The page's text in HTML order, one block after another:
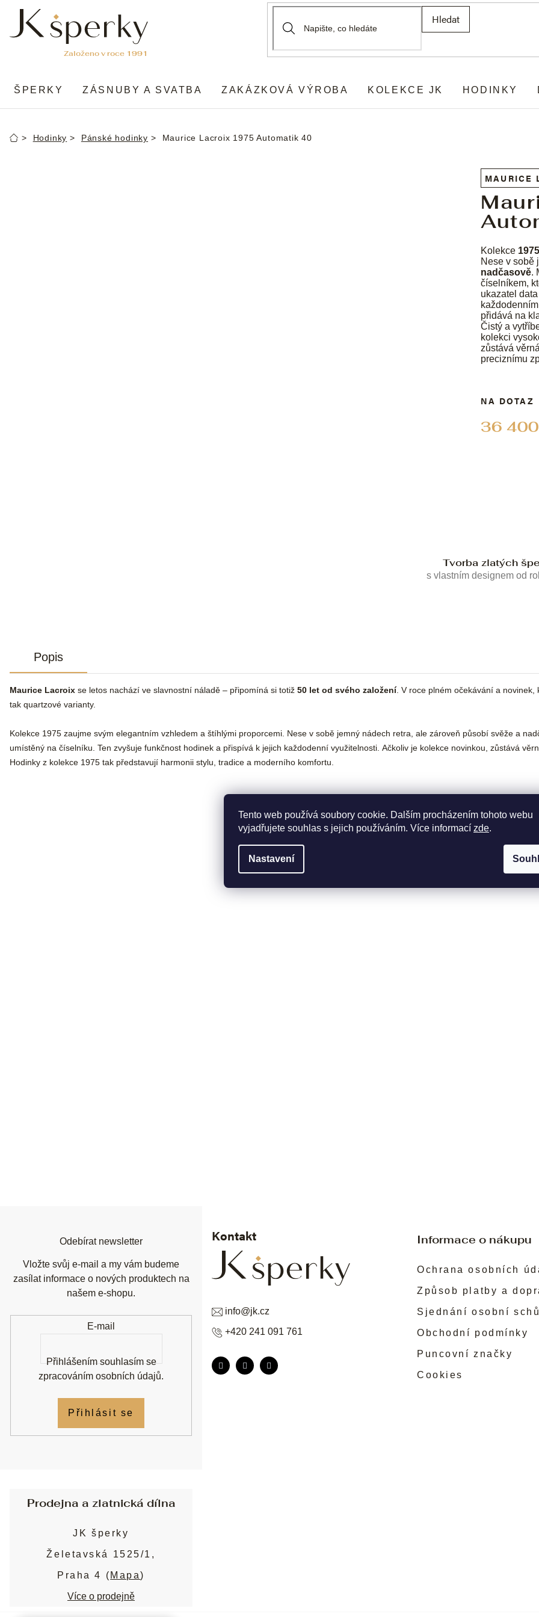
Tento web používá soubory cookie. Dalším procházením tohoto webu
vyjadřujete souhlas s jejich používáním. Více informací zde.
Nastavení
obsah
Hledat
ŠPERKY ZÁSNUBY A SVATBA ZAKÁZKOVÁ VÝROBA KOLEKCE JK HODINKY
DomůHodinky Pánské hodinky Maurice Lacroix 1975 Automatik 40
MAURICE
Kolekce 1975
Nese v sobě
nadčasově.
číselníkem,
ukazatel
přidává na
Čistý a
kolekci
zůstává
preciznímu
36
NA DOTAZ
Tvorba zlatých
s vlastním designem od
Popis
Maurice Lacroix se letos nachází ve slavnostní náladě – připomíná si totiž 50 let od svého založení. V roce plném očekávání a
tak quartzové varianty.
Kolekce 1975 zaujme svým elegantním vzhledem a štíhlými proporcemi. Nese v sobě jemný nádech retra, ale zároveň působí svěže a
umístěný na číselníku. Ten zvyšuje funkčnost hodinek a přispívá k jejich každodenní využitelnosti. Ačkoliv je kolekce novinkou, zůstává
Hodinky z kolekce 1975 tak představují harmonii stylu, tradice a moderního komfortu.
Informace o nákupu
Ochrana osobních
Způsob platby a
Sjednání osobní
Obchodní podmínky
Puncovní značky
Cookies
Kontakt
info@jk.cz
+420 241 091 761
Odebírat newsletter
Vložte svůj e-mail a my vám budeme
zasílat informace o nových produktech na
našem e-shopu.
E-mail
Přihlášením souhlasím se
zpracováním osobních údajů.
Přihlásit se
Prodejna a zlatnická dílna
JK šperky
Želetavská 1525/1,
Praha 4 ( Mapa)
Více o prodejně